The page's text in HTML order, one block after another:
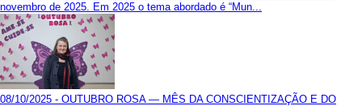
novembro de 2025. Em 2025 o tema abordado é “Mun...
08/10/2025 - OUTUBRO ROSA — MÊS DA CONSCIENTIZAÇÃO E DO